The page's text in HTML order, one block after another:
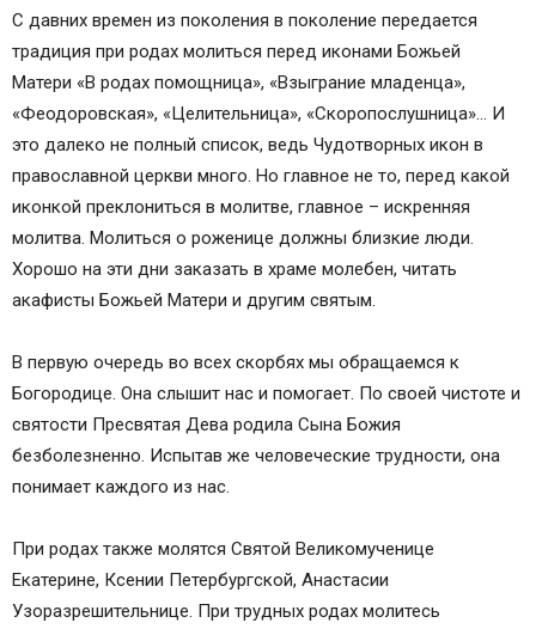
Каком сроке беременности тренировочные
схватки
Средства предотвращения растяжек во время
беременности
Православные молитвы о беременности и
рождении здорового ребенка
Сила православной молитвы о беременности и
рождении здорового дитя
Самые эффективные молитвы, помогающие
забеременеть и родить здорового ребенка
ребенка, – первая
Молитва Господу Богу о зачатии ребенка –
вторая
Молитва Всевышнему о здоровой и легкой
беременности
Старинная молитва Господу о благополучной
беременности и сохранении ребенка
Сильная молитва Пресвятой Богородице,
С давних времен из поколения в поколение передается
традиция при родах молиться перед иконами Божьей
Матери «В родах помощница», «Взыграние младенца»,
«Феодоровская», «Целительница», «Скоропослушница»… И
это далеко не полный список, ведь Чудотворных икон в
православной церкви много. Но главное не то, перед какой
иконкой преклониться в молитве, главное – искренняя
молитва. Молиться о роженице должны близкие люди.
Хорошо на эти дни заказать в храме молебен, читать
акафисты Божьей Матери и другим святым.
В первую очередь во всех скорбях мы обращаемся к
Богородице. Она слышит нас и помогает. По своей чистоте и
святости Пресвятая Дева родила Сына Божия
безболезненно. Испытав же человеческие трудности, она
понимает каждого из нас.
При родах также молятся Святой Великомученице
Екатерине, Ксении Петербургской, Анастасии
Узоразрешительнице. При трудных родах молитесь